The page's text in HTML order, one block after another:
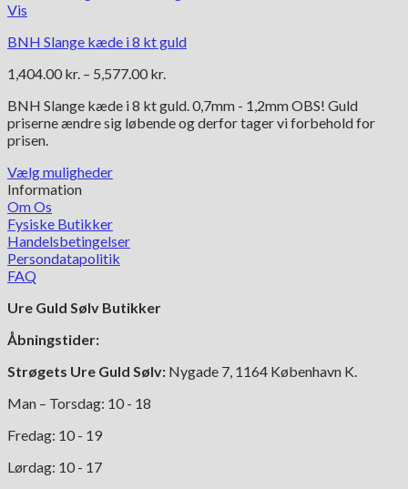
Vis
BNH Slange kæde i 8 kt guld
1,404.00 kr. – 5,577.00 kr.
til
5,577.00 kr.
BNH Slange kæde i 8 kt guld. 0,7mm - 1,2mm OBS! Guld
priserne ændre sig løbende og derfor tager vi forbehold for
prisen.
Vælg muligheder
Dette
vare
har
flere
varianter.
Mulighederne
vælges
varesiden
Information
Om Os
Fysiske Butikker
Handelsbetingelser
Persondatapolitik
FAQ
Ure Guld Sølv Butikker
Åbningstider:
Strøgets Ure Guld Sølv: Nygade 7, 1164 København K.
Man – Torsdag: 10 - 18
Fredag: 10 - 19
Lørdag: 10 - 17